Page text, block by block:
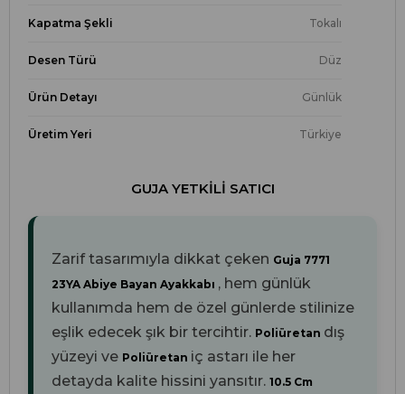
Kapatma Şekli Tokalı
Desen Türü Düz
Ürün Detayı Günlük
Üretim Yeri Türkiye
GUJA YETKILI SATICI
Zarif tasarımıyla dikkat çeken Guja 7771
23YA Abiye Bayan Ayakkabı , hem günlük
kullanımda hem de özel günlerde stilinize
eşlik edecek şık bir tercihtir. Poliüretan dış
yüzeyi ve Poliüretan iç astarı ile her
detayda kalite hissini yansıtır. 10.5 Cm